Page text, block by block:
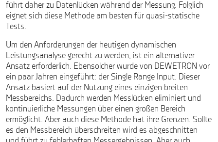
führt daher zu Datenlücken während der Messung. Folglich
eignet sich diese Methode am besten für quasi-statische
Tests.
Um den Anforderungen der heutigen dynamischen
Leistungsanalyse gerecht zu werden, ist ein alternativer
Ansatz erforderlich. Ebensolcher wurde von DEWETRON vor
ein paar Jahren eingeführt: der Single Range Input. Dieser
Ansatz basiert auf der Nutzung eines einzigen breiten
Messbereichs. Dadurch werden Messlücken eliminiert und
kontinuierliche Messungen über einen großen Bereich
ermöglicht. Aber auch diese Methode hat ihre Grenzen. Sollte
es den Messbereich überschreiten wird es abgeschnitten